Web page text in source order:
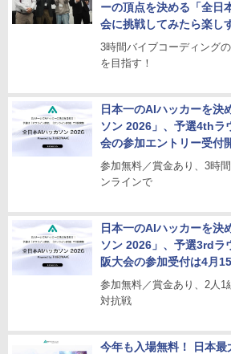
ーの頂点を決める「全日
会に挑戦してみたら楽し
3時間バイブコーディング
を目指す！
日本一のAIハッカーを決
ソン 2026」、予選4thラ
会の参加エントリー受付
参加無料／賞金あり、3時
ンラインで
日本一のAIハッカーを決
ソン 2026」、予選3rdラ
阪大会の参加受付は4月
参加無料／賞金あり、2人1
対抗戦
今年も入場無料！ 日本